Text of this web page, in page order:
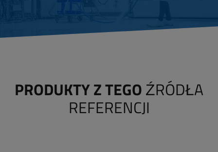
PRODUKTY Z TEGOŹRÓDŁA
REFERENCJI